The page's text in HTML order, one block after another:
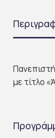
με τίτλο